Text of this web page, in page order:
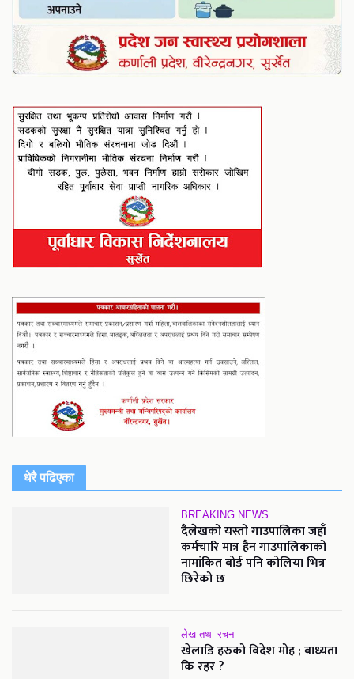
धेरै पढिएका
BREAKING NEWS
दैलेखको यस्तो गाउपालिका जहाँ
कर्मचारि मात्र हैन गाउपालिकाको
नामांकित बोर्ड पनि कोलिया भित्र
छिरेको छ
लेख तथा रचना
खेलाडि हरुको विदेश मोह ; बाध्यता
कि रहर ?